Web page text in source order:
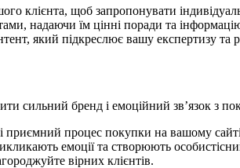
клієнта, щоб запропонувати
надаючи їм цінні поради та
який підкреслює вашу експертизу та
сильний бренд і емоційний зв’язок з
приємний процес покупки на вашому
емоції та створюють
вірних клієнтів.